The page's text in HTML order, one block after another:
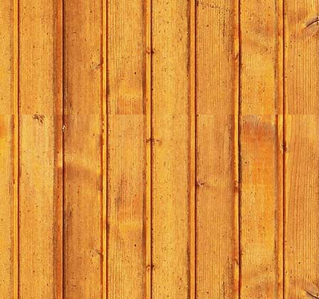
Zakelijke